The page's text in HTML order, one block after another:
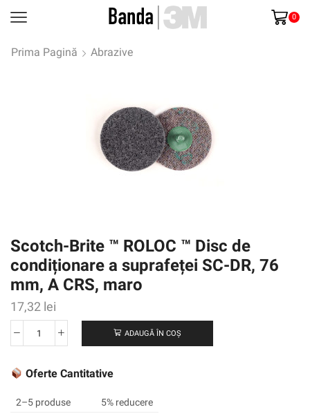
0
Prima Pagină Abrazive
Scotch-Brite ™ ROLOC ™ Disc de
condiționare a suprafeței SC-DR, 76
mm, A CRS, maro
17,32 lei
Cantitate
Brite
ROLOC
ADAUGĂ ÎN COȘ
Oferte Cantitative
2–5 produse
5% reducere